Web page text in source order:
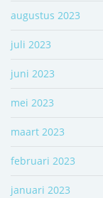
augustus 2023
juli 2023
juni 2023
mei 2023
maart 2023
februari 2023
januari 2023